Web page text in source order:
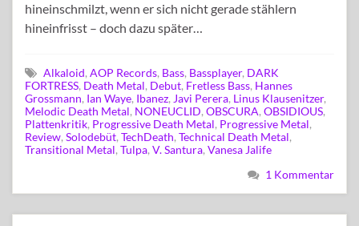
hineinschmilzt, wenn er sich nicht gerade stählern
hineinfrisst – doch dazu später…
Alkaloid, AOP Records, Bass, Bassplayer, DARK
FORTRESS, Death Metal, Debut, Fretless Bass, Hannes
Grossmann, Ian Waye, Ibanez, Javi Perera, Linus Klausenitzer,
Melodic Death Metal, NONEUCLID, OBSCURA, OBSIDIOUS,
Plattenkritik, Progressive Death Metal, Progressive Metal,
Review, Solodebüt, TechDeath, Technical Death Metal,
Transitional Metal, Tulpa, V. Santura, Vanesa Jalife
1 Kommentar